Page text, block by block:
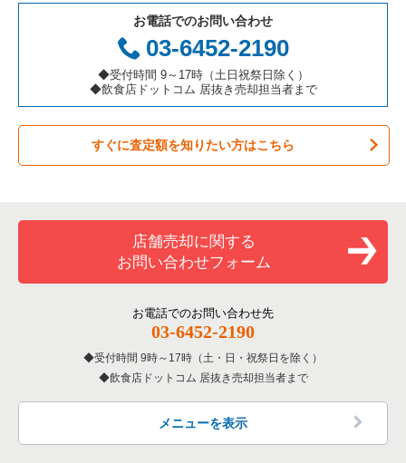
お弁当・惣菜・デリの居抜き売却物件の案件一覧
カラオケ・パブ・スナックの居抜き売却物件の案件一覧
バーの居抜き売却物件の案件一覧
居酒屋・ダイニングバーの居抜き売却物件の案件一覧
洋食の居抜き売却物件の案件一覧
その他の居抜き売却物件の案件一覧
三重県の飲食店の居抜き売却物件の案件一覧
足立区の飲食店の居抜き売却物件の案件一覧
板橋区の飲食店の居抜き売却物件の案件一覧
台東区の飲食店の居抜き売却物件の案件一覧
練馬区の飲食店の居抜き売却物件の案件一覧
北区の飲食店の居抜き売却物件の案件一覧
江戸川区の飲食店の居抜き売却物件の案件一覧
墨田区の飲食店の居抜き売却物件の案件一覧
品川区の飲食店の居抜き売却物件の案件一覧
東京23区のアジア料理の居抜き売却物件の案件一覧
東京23区のカフェの居抜き売却物件の案件一覧
東京23区のテイクアウトの居抜き売却物件の案件一覧
東京23区のお弁当・惣菜・デリの居抜き売却物件の案件一覧
東京23区のバーの居抜き売却物件の案件一覧
東京23区の居酒屋・ダイニングバーの居抜き売却物件の案件一
東京23区の専門料理の居抜き売却物件の案件一覧
東京23区の和食の居抜き売却物件の案件一覧
東京23区の洋食の居抜き売却物件の案件一覧
秋葉原駅の和食の居抜き売却物件の案件一覧
秋葉原駅のその他の居抜き売却物件の案件一覧
お電話でのお問い合わせ
03-6452-2190
◆受付時間 9～17時（土日祝祭日除く）
◆飲食店ドットコム 居抜き売却担当者まで
すぐに査定額を知りたい方はこちら
店舗売却に関する
お問い合わせフォーム
お電話でのお問い合わせ先
03-6452-2190
受付時間 9時～17時（土・日・祝祭日を除く）
飲食店ドットコム 居抜き売却担当者まで
メニューを表示